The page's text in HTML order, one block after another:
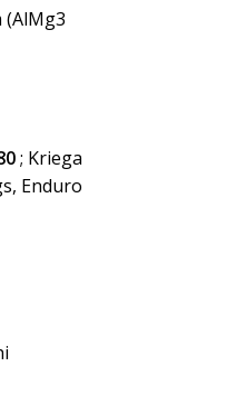
; Kriega
Enduro